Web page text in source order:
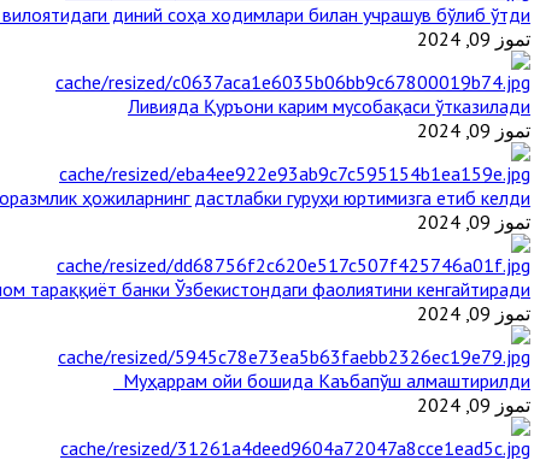
диний соҳа ходимлари билан учрашув бўлиб ўтди
تموز 09, 2024
Ливияда Қуръони карим мусобақаси ўтказилади
تموز 09, 2024
ҳожиларнинг дастлабки гуруҳи юртимизга етиб келди
تموز 09, 2024
тараққиёт банки Ўзбекистондаги фаолиятини кенгайтиради
تموز 09, 2024
Муҳаррам ойи бошида Каъбапўш алмаштирилди
تموز 09, 2024